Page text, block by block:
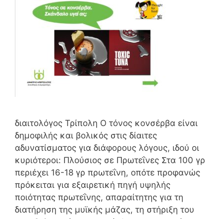
διαιτολόγος Τρίπολη Ο τόνος κονσέρβα είναι
δημοφιλής και βολικός στις δίαιτες
αδυνατίσματος για διάφορους λόγους, ιδού οι
κυριότεροι: Πλούσιος σε Πρωτεΐνες Στα 100 γρ
περιέχει 16-18 γρ πρωτεΐνη, οπότε προφανώς
πρόκειται για εξαιρετική πηγή υψηλής
ποιότητας πρωτεΐνης, απαραίτητης για τη
διατήρηση της μυϊκής μάζας, τη στήριξη του